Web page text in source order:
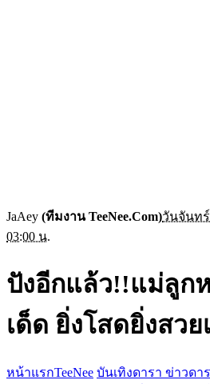
JaAey (ทีมงาน TeeNee.Com)วันจันทร์
03:00 น.
ปังอีกแล้ว!!แม่ลูก
เด็ด ยิ่งโสดยิ่งสวย
หน้าแรกTeeNee บันเทิงดารา ข่าวดา